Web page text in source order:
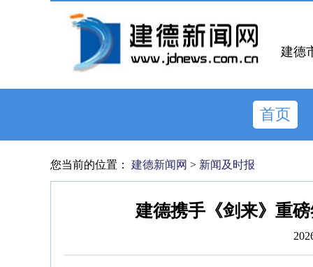
建德
首页
您当前的位置： 建德新闻网 > 新闻及时报
建德携手《剑来》重